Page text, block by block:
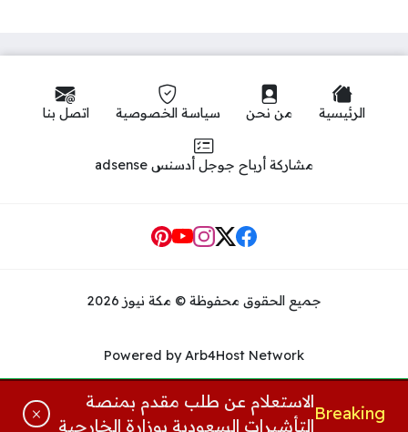
الرئيسية من نحن سياسة الخصوصية اتصل بنا
مشاركة أرباح جوجل أدسنس adsense
Social Links
جميع الحقوق محفوظة © مكة نيوز 2026
Powered by Arb4Host Network
Breaking
الاستعلام عن طلب مقدم بمنصة
التأشيرات السعودية بوزارة الخارجية